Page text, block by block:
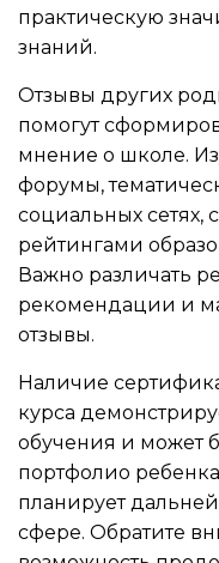
практическую
знаний.
Отзывы других
помогут
мнение о школе.
форумы,
социальных сетях,
рейтингами
Важно различать
рекомендации и
отзывы.
Наличие
курса
обучения и может
портфолио
планирует
сфере. Обратите